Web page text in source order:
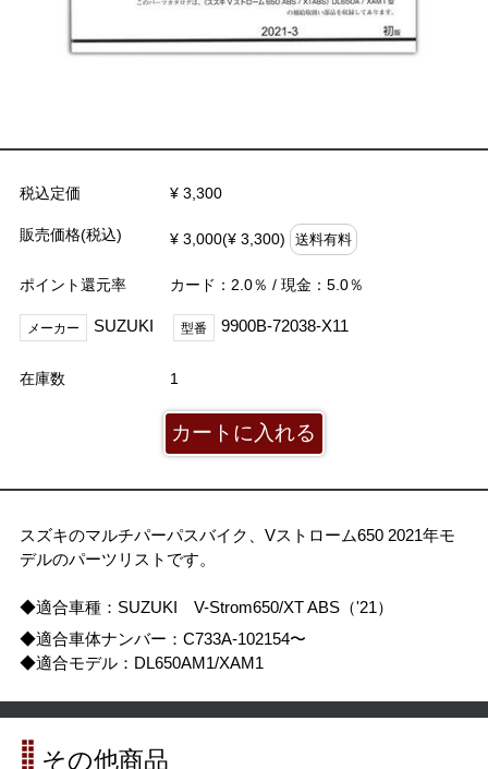
税込定価 ¥ 3,300
販売価格(税込) ¥ 3,000(¥ 3,300) 送料有料
ポイント還元率 カード：2.0％ / 現金：5.0％
メーカー SUZUKI 型番 9900B-72038-X11
在庫数 1
スズキのマルチパーパスバイク、Vストローム650 2021年モ
デルのパーツリストです。
◆適合車種：SUZUKI V-Strom650/XT ABS（'21）
◆適合車体ナンバー：C733A-102154〜
◆適合モデル：DL650AM1/XAM1
その他商品